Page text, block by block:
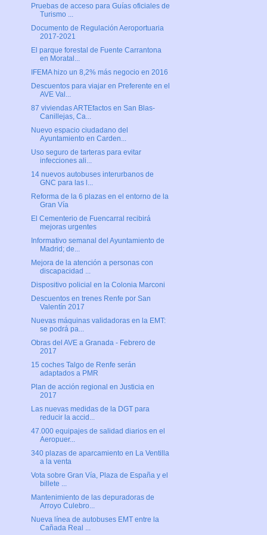
Pruebas de acceso para Guías oficiales de
Turismo ...
Documento de Regulación Aeroportuaria
2017-2021
El parque forestal de Fuente Carrantona
en Moratal...
IFEMA hizo un 8,2% más negocio en 2016
Descuentos para viajar en Preferente en el
AVE Val...
87 viviendas ARTEfactos en San Blas-
Canillejas, Ca...
Nuevo espacio ciudadano del
Ayuntamiento en Carden...
Uso seguro de tarteras para evitar
infecciones ali...
14 nuevos autobuses interurbanos de
GNC para las l...
Reforma de la 6 plazas en el entorno de la
Gran Vía
El Cementerio de Fuencarral recibirá
mejoras urgentes
Informativo semanal del Ayuntamiento de
Madrid; de...
Mejora de la atención a personas con
discapacidad ...
Dispositivo policial en la Colonia Marconi
Descuentos en trenes Renfe por San
Valentín 2017
Nuevas máquinas validadoras en la EMT:
se podrá pa...
Obras del AVE a Granada - Febrero de
2017
15 coches Talgo de Renfe serán
adaptados a PMR
Plan de acción regional en Justicia en
2017
Las nuevas medidas de la DGT para
reducir la accid...
47.000 equipajes de salidad diarios en el
Aeropuer...
340 plazas de aparcamiento en La Ventilla
a la venta
Vota sobre Gran Vía, Plaza de España y el
billete ...
Mantenimiento de las depuradoras de
Arroyo Culebro...
Nueva línea de autobuses EMT entre la
Cañada Real ...